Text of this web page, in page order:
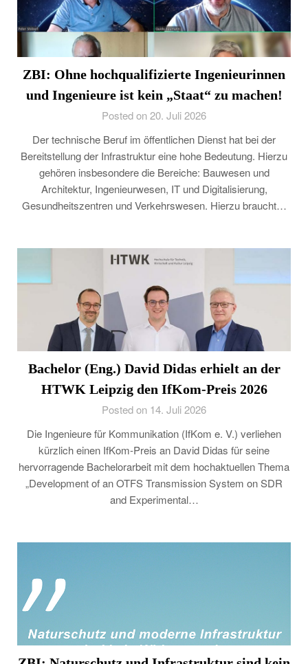
ZBI: Ohne hochqualifizierte Ingenieurinnen
und Ingenieure ist kein „Staat“ zu machen!
Posted on 20. Juli 2026
Der technische Beruf im öffentlichen Dienst hat bei der
Bereitstellung der Infrastruktur eine hohe Bedeutung. Hierzu
gehören insbesondere die Bereiche: Bauwesen und
Architektur, Ingenieurwesen, IT und Digitalisierung,
Gesundheitszentren und Verkehrswesen. Hierzu braucht…
Bachelor (Eng.) David Didas erhielt an der
HTWK Leipzig den IfKom-Preis 2026
Posted on 14. Juli 2026
Die Ingenieure für Kommunikation (IfKom e. V.) verliehen
kürzlich einen IfKom-Preis an David Didas für seine
hervorragende Bachelorarbeit mit dem hochaktuellen Thema
„Development of an OTFS Transmission System on SDR
and Experimental…